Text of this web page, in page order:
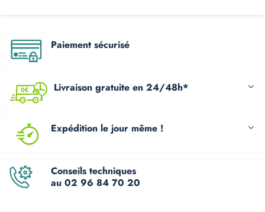
Paiement sécurisé
Livraison gratuite en 24/48h*
Expédition le jour même !
Conseils techniques
au 02 96 84 70 20